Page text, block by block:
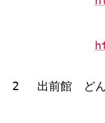
2 出前館 どん